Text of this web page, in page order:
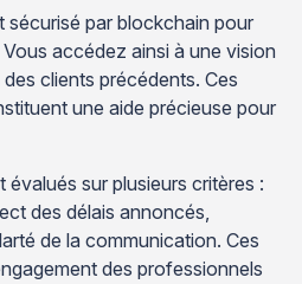
sécurisé par blockchain pour
accédez ainsi à une vision
clients précédents. Ces
une aide précieuse pour
évalués sur plusieurs critères :
des délais annoncés,
de la communication. Ces
des professionnels